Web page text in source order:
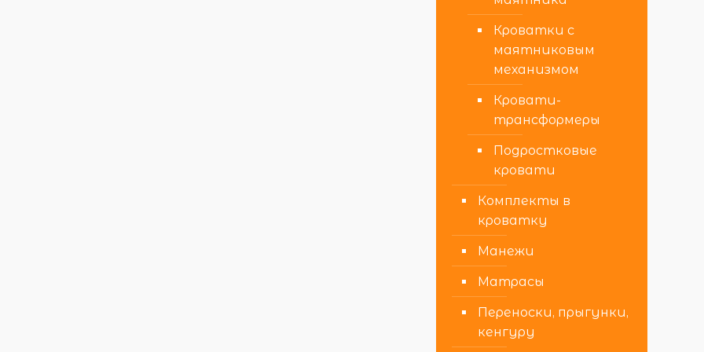
Кроватки с
маятниковым
механизмом
Кровати-
трансформеры
Подростковые
кровати
Комплекты в
кроватку
Манежи
Матрасы
Переноски, прыгунки,
кенгуру